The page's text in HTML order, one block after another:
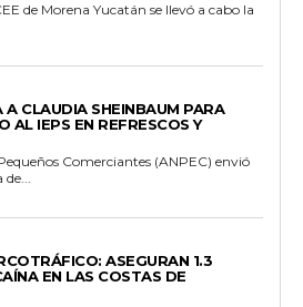
de Morena Yucatán se llevó a cabo la
CLAUDIA SHEINBAUM PARA
AL IEPS EN REFRESCOS Y
Comerciantes (ANPEC) envió
de...
ASEGURAN 1.3
EN LAS COSTAS DE